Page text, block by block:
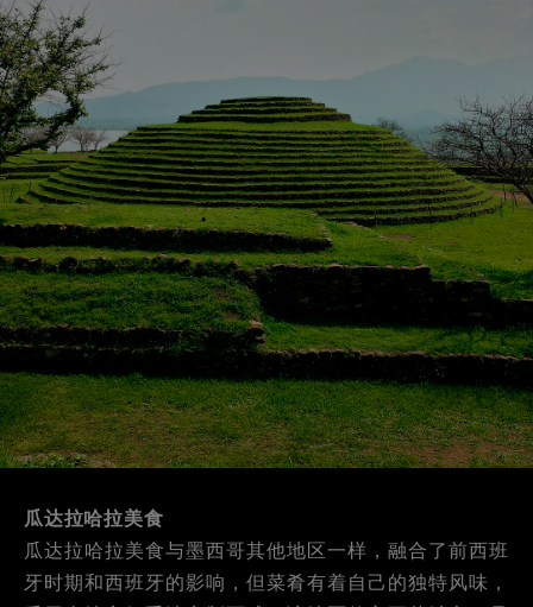
瓜达拉哈拉美食
瓜达拉哈拉美食与墨西哥其他地区一样，融合了前西班
牙时期和西班牙的影响，但菜肴有着自己的独特风味，